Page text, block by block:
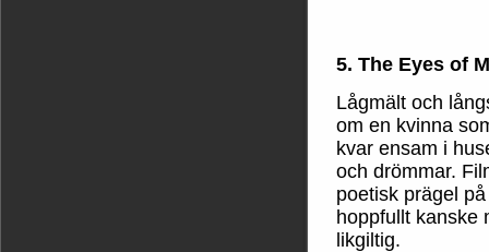
5. The Eyes of
Lågmält och
om en kvinna
kvar ensam i
och drömmar.
poetisk prägel
hoppfullt kanske
likgiltig.